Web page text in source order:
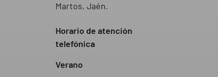
Martos, Jaén.
Horario de atención
telefónica
Verano